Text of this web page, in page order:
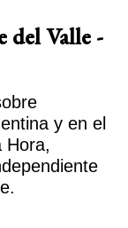
del Valle -
y en el
Hora,